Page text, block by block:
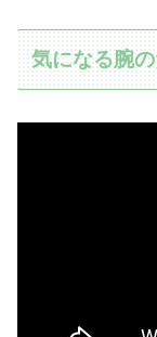
気になる腕